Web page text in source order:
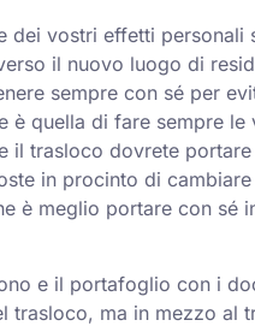
vostri effetti personali
il nuovo luogo di
sempre con sé per
è quella di fare sempre le
il trasloco dovrete
in procinto di cambiare
è meglio portare con sé
e il portafoglio con i
trasloco, ma in mezzo al